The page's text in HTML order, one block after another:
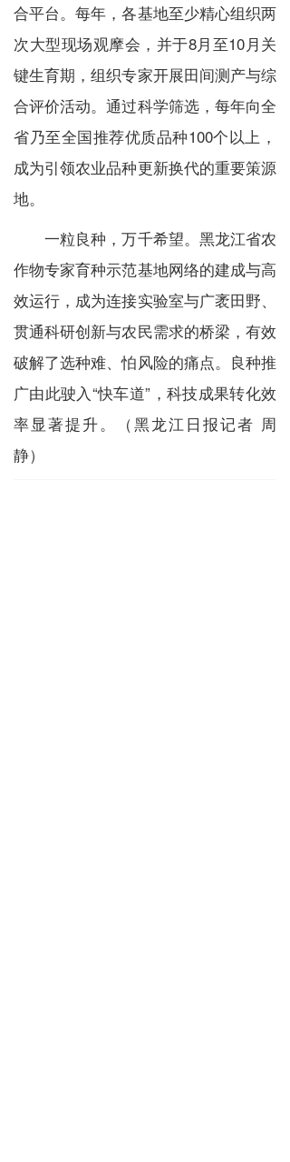
合平台。每年，各基地至少精心组织两
次大型现场观摩会，并于8月至10月关
键生育期，组织专家开展田间测产与综
合评价活动。通过科学筛选，每年向全
省乃至全国推荐优质品种100个以上，
成为引领农业品种更新换代的重要策源
地。
一粒良种，万千希望。黑龙江省农
作物专家育种示范基地网络的建成与高
效运行，成为连接实验室与广袤田野、
贯通科研创新与农民需求的桥梁，有效
破解了选种难、怕风险的痛点。良种推
广由此驶入“快车道”，科技成果转化效
率显著提升。（黑龙江日报记者 周
静）